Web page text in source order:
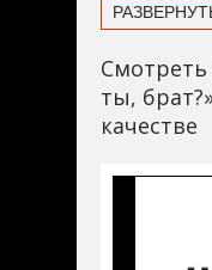
троих, и его
соглашаются
денежек. Но
только
ты,
качестве